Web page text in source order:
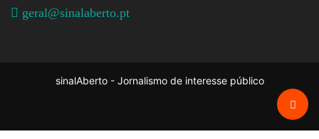
geral@sinalaberto.pt
sinalAberto - Jornalismo de interesse público